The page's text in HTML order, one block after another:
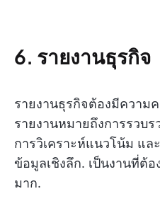
6. รายงานธุรกิจ
รายงานธุรกิจต้องมีความ
รายงานหมายถึงการรวบ
การวิเคราะห์แนวโน้ม แล
ข้อมูลเชิงลึก. เป็นงานที่ต้
มาก.